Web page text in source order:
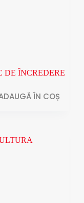
DE ÎNCREDERE
ÎN COȘ